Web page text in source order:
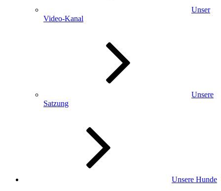
Unser
Video-Kanal
Unsere
Satzung
Unsere Hunde